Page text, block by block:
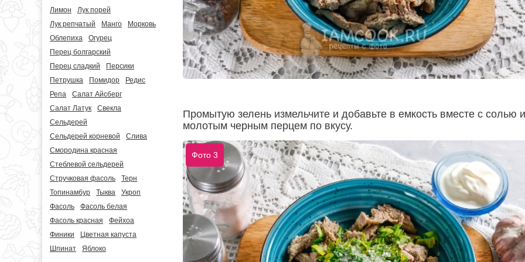
Лимон
Лук порей
Лук репчатый
Манго
Морковь
Облепиха
Огурец
Перец болгарский
Перец сладкий
Персики
Петрушка
Помидор
Редис
Репа
Салат Айсберг
Салат Латук
Свекла
Сельдерей
Сельдерей корневой
Слива
Смородина красная
Стеблевой сельдерей
Стручковая фасоль
Терн
Топинамбур
Тыква
Укроп
Фасоль
Фасоль белая
Фасоль красная
Фейхоа
Финики
Цветная капуста
Шпинат
Яблоко
Промытую зелень измельчите и добавьте в емкость вместе с солью и
молотым черным перцем по вкусу.
Фото 3